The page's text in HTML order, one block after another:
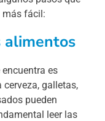
más fácil:
alimentos
es
galletas,
pueden
leer las